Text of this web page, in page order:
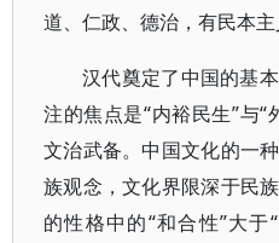
道、仁政、德治，有民本主
汉代奠定了中国的基
注的焦点是“内裕民生”与
文治武备。中国文化的一
族观念，文化界限深于民
的性格中的“和合性”大